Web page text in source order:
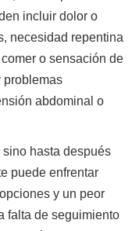
incluir dolor o
necesidad repentina
o sensación de
problemas
abdominal o
hasta después
puede enfrentar
y un peor
falta de seguimiento